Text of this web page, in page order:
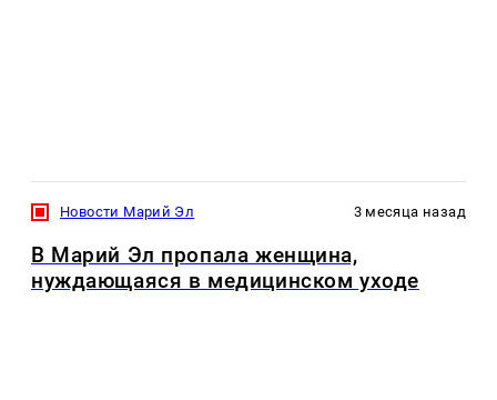
Новости Марий Эл 3 месяца назад
В Марий Эл пропала женщина,
нуждающаяся в медицинском уходе